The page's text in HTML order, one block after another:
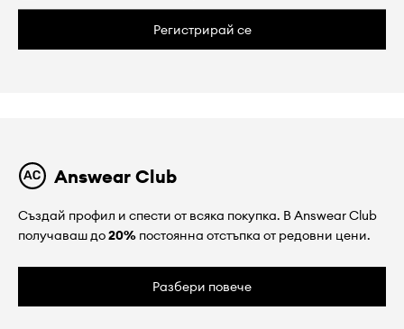
Регистрирай се
Answear Club
Създай профил и спести от всяка покупка. В Answear Club
получаваш до20% постоянна отстъпка от редовни цени.
Разбери повече